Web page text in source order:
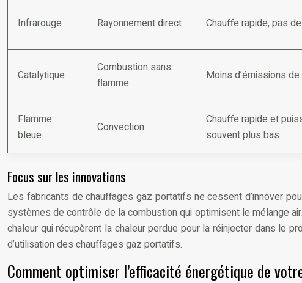
Infrarouge Rayonnement direct Chauffe rapide, pas
Catalytique
Combustion sans
flamme
Moins d’émissions
Flamme
bleue
Convection
Chauffe rapide et
souvent plus bas
Focus sur les innovations
Les fabricants de chauffages gaz portatifs ne cessent d’innover
systèmes de contrôle de la combustion qui optimisent le mélange
chaleur qui récupèrent la chaleur perdue pour la réinjecter dans le
d’utilisation des chauffages gaz portatifs.
Comment optimiser l’efficacité énergétique de